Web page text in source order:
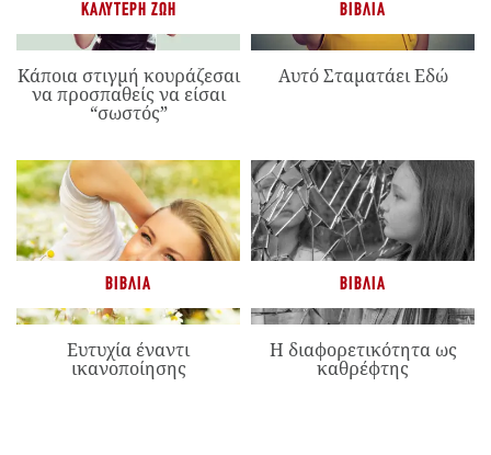
ΚΑΛΎΤΕΡΗ ΖΩΉ
Κάποια στιγμή κουράζεσαι
να προσπαθείς να είσαι
“σωστός”
ΒΙΒΛΊΑ
Αυτό Σταματάει Εδώ
ΒΙΒΛΊΑ
Ευτυχία έναντι
ικανοποίησης
ΒΙΒΛΊΑ
Η διαφορετικότητα ως
καθρέφτης